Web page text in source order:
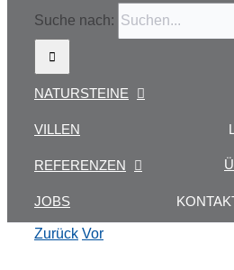
Suche nach:
NATURSTEINE
VILLEN
REFERENZEN
JOBS
Zurück Vor